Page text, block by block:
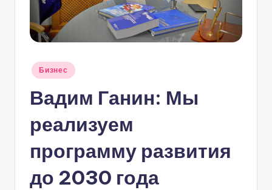
С
Ы
Опубликовано
Бизнес
Вадим Ганин: Мы
реализуем
программу развития
до 2030 года